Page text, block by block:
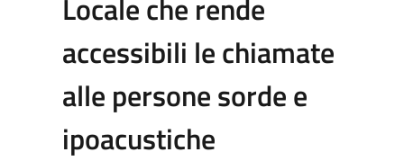
Locale che rende
accessibili le chiamate
alle persone sorde e
ipoacustiche